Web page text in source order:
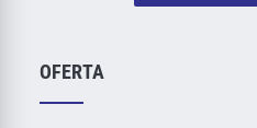
OFERTA